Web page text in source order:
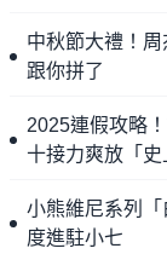
中秋節大禮！
跟你拼了
2025連假攻略
十接力爽放「史
小熊維尼系列
度進駐小七